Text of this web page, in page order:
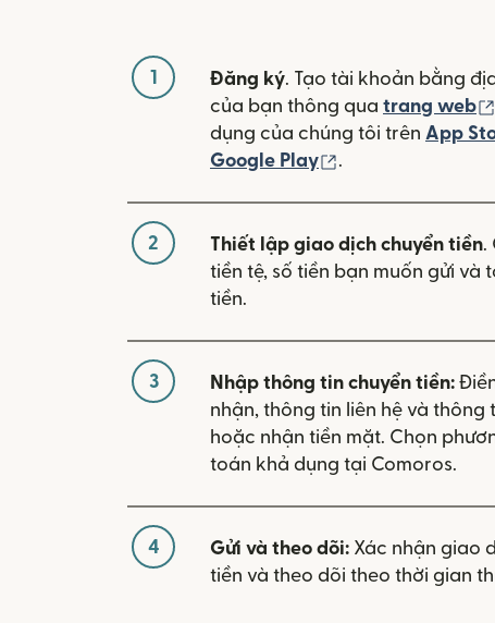
1 Đăng ký. Tạo tài khoản bằng
của bạn thông qua trang web
dụng của chúng tôi trên App
Google Play
.
2 Thiết lập giao dịch chuyển tiền.
tiền tệ, số tiền bạn muốn gửi và
tiền.
3 Nhập thông tin chuyển tiền:
nhận, thông tin liên hệ và thông
hoặc nhận tiền mặt. Chọn
toán khả dụng tại Comoros.
4 Gửi và theo dõi: Xác nhận giao
tiền và theo dõi theo thời gian